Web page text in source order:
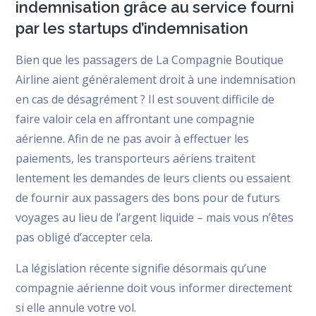
indemnisation grâce au service fourni
par les startups d’indemnisation
Bien que les passagers de La Compagnie Boutique
Airline aient généralement droit à une indemnisation
en cas de désagrément ? Il est souvent difficile de
faire valoir cela en affrontant une compagnie
aérienne. Afin de ne pas avoir à effectuer les
paiements, les transporteurs aériens traitent
lentement les demandes de leurs clients ou essaient
de fournir aux passagers des bons pour de futurs
voyages au lieu de l’argent liquide – mais vous n’êtes
pas obligé d’accepter cela.
La législation récente signifie désormais qu’une
compagnie aérienne doit vous informer directement
si elle annule votre vol.